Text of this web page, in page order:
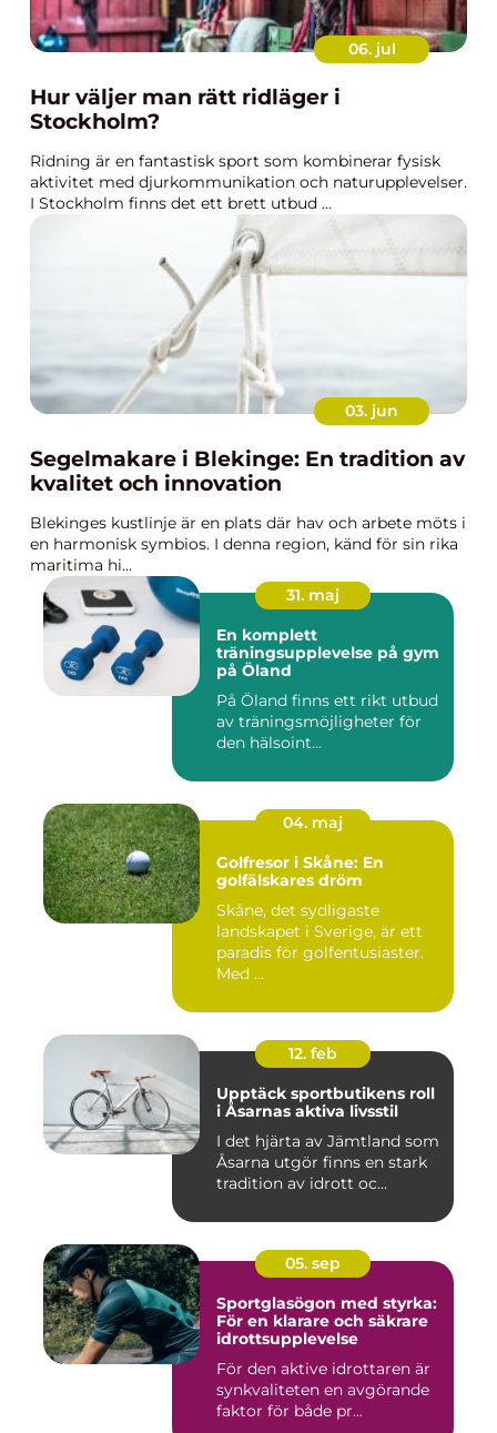
06. jul
Hur väljer man rätt ridläger i
Stockholm?
Ridning är en fantastisk sport som kombinerar fysisk
aktivitet med djurkommunikation och naturupplevelser.
I Stockholm finns det ett brett utbud ...
03. jun
Segelmakare i Blekinge: En tradition av
kvalitet och innovation
Blekinges kustlinje är en plats där hav och arbete möts i
en harmonisk symbios. I denna region, känd för sin rika
maritima hi...
31. maj
En komplett
träningsupplevelse på gym
på Öland
På Öland finns ett rikt utbud
av träningsmöjligheter för
den hälsoint...
04. maj
Golfresor i Skåne: En
golfälskares dröm
Skåne, det sydligaste
landskapet i Sverige, är ett
paradis för golfentusiaster.
Med ...
12. feb
Upptäck sportbutikens roll
i Åsarnas aktiva livsstil
I det hjärta av Jämtland som
Åsarna utgör finns en stark
tradition av idrott oc...
05. sep
Sportglasögon med styrka:
För en klarare och säkrare
idrottsupplevelse
För den aktive idrottaren är
synkvaliteten en avgörande
faktor för både pr...